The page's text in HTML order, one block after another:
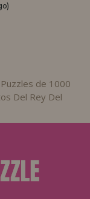
Puzzles de 1000
Del Rey Del